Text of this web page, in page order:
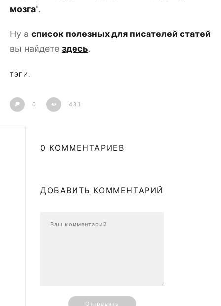
мозга".
Ну а список полезных для писателей статей
вы найдете здесь.
ТЭГИ:
0 431
0 КОММЕНТАРИЕВ
ДОБАВИТЬ КОММЕНТАРИЙ
Отправить